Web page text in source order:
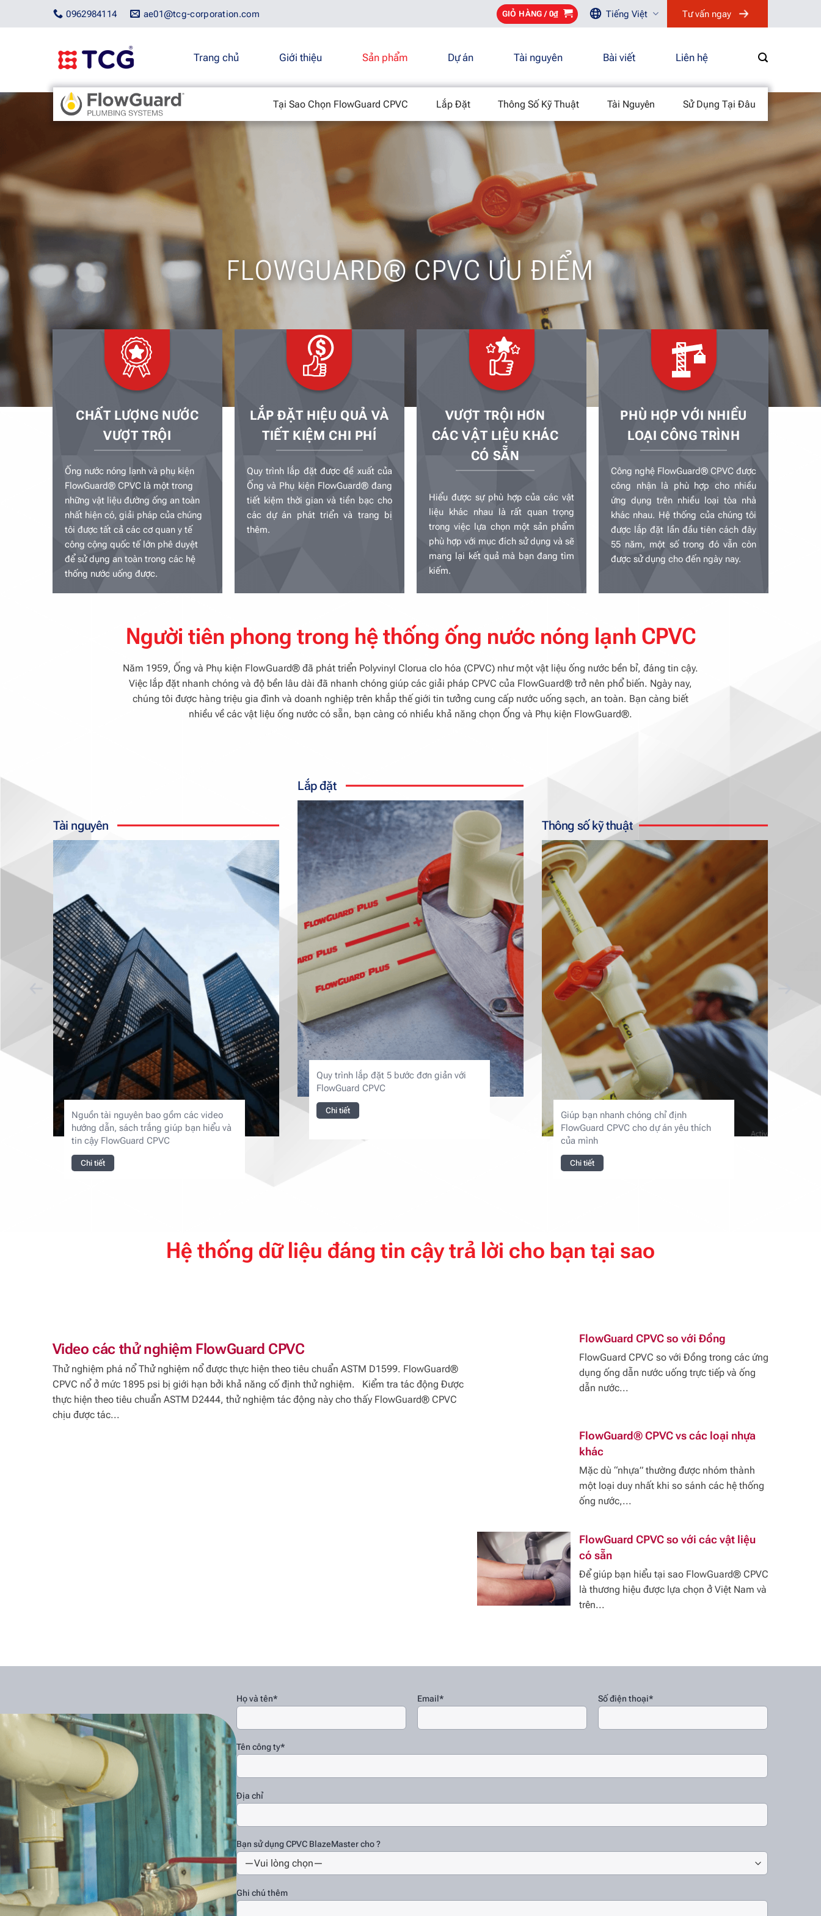
ae01@tcg-corporation.com
0962984114 GIỎ HÀNG / 0₫ Tiếng Việt Tư vấn ngay
Trang chủ Giới thiệu Sản phẩm Dự án Tài nguyên Bài viết Liên hệ
Tại Sao Chọn FlowGuard CPVC Lắp Đặt Thông Số Kỹ Thuật Tài Nguyên Sử Dụng Tại Đâu
FLOWGUARD® CPVC ƯU ĐIỂM
CHẤT LƯỢNG NƯỚC
VƯỢT TRỘI
Ống nước nóng lạnh và phụ kiện
FlowGuard® CPVC là một trong
những vật liệu đường ống an toàn
nhất hiện có, giải pháp của chúng
tôi được tất cả các cơ quan y tế
công cộng quốc tế lớn phê duyệt
để sử dụng an toàn trong các hệ
thống nước uống được.
LẮP ĐẶT HIỆU QUẢ VÀ
TIẾT KIỆM CHI PHÍ
Quy trình lắp đặt được đề xuất của
Ống và Phụ kiện FlowGuard® đang
tiết kiệm thời gian và tiền bạc cho
các dự án phát triển và trang bị
thêm.
VƯỢT TRỘI HƠN
CÁC VẬT LIỆU KHÁC
CÓ SẴN
Hiểu được sự phù hợp của các vật
liệu khác nhau là rất quan trọng
trong việc lựa chọn một sản phẩm
phù hợp với mục đích sử dụng và sẽ
mang lại kết quả mà bạn đang tìm
kiếm.
PHÙ HỢP VỚI NHIỀU
LOẠI CÔNG TRÌNH
Công nghệ FlowGuard® CPVC được
công nhận là phù hợp cho nhiều
ứng dụng trên nhiều loại tòa nhà
khác nhau. Hệ thống của chúng tôi
được lắp đặt lần đầu tiên cách đây
55 năm, một số trong đó vẫn còn
được sử dụng cho đến ngày nay.
Người tiên phong trong hệ thống ống nước nóng lạnh CPVC
Năm 1959, Ống và Phụ kiện FlowGuard® đã phát triển Polyvinyl Clorua clo hóa (CPVC) như một vật liệu ống nước bền bỉ, đáng tin cậy.
Việc lắp đặt nhanh chóng và độ bền lâu dài đã nhanh chóng giúp các giải pháp CPVC của FlowGuard® trở nên phổ biến. Ngày nay,
chúng tôi được hàng triệu gia đình và doanh nghiệp trên khắp thế giới tin tưởng cung cấp nước uống sạch, an toàn. Bạn càng biết
nhiều về các vật liệu ống nước có sẵn, bạn càng có nhiều khả năng chọn Ống và Phụ kiện FlowGuard®.
Tài nguyên
Nguồn tài nguyên bao gồm các video
hướng dẫn, sách trắng giúp bạn hiểu và
tin cậy FlowGuard CPVC
Chi tiết
Lắp đặt
Quy trình lắp đặt 5 bước đơn giản với
FlowGuard CPVC
Chi tiết
Thông số kỹ thuật
Giúp bạn nhanh chóng chỉ định
FlowGuard CPVC cho dự án yêu thích
của mình
Chi tiết
Hệ thống dữ liệu đáng tin cậy trả lời cho bạn tại sao
Video các thử nghiệm FlowGuard CPVC
Thử nghiệm phá nổ Thử nghiệm nổ được thực hiện theo tiêu chuẩn ASTM D1599. FlowGuard®
CPVC nổ ở mức 1895 psi bị giới hạn bởi khả năng cố định thử nghiệm. Kiểm tra tác động Được
thực hiện theo tiêu chuẩn ASTM D2444, thử nghiệm tác động này cho thấy FlowGuard® CPVC
chịu được tác...
FlowGuard CPVC so với Đồng
FlowGuard CPVC so với Đồng trong các ứng
dụng ống dẫn nước uống trực tiếp và ống
dẫn nước...
FlowGuard® CPVC vs các loại nhựa
khác
Mặc dù “nhựa” thường được nhóm thành
một loại duy nhất khi so sánh các hệ thống
ống nước,...
FlowGuard CPVC so với các vật liệu
có sẵn
Để giúp bạn hiểu tại sao FlowGuard® CPVC
là thương hiệu được lựa chọn ở Việt Nam và
trên...
Họ và tên* Email* Số điện thoại*
Tên công ty*
Địa chỉ
Bạn sử dụng CPVC BlazeMaster cho ?
Ghi chú thêm